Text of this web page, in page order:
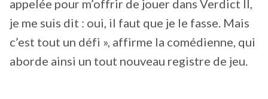
appelée pour m’offrir de jouer dans Verdict II,
je me suis dit : oui, il faut que je le fasse. Mais
c’est tout un défi », affirme la comédienne, qui
aborde ainsi un tout nouveau registre de jeu.